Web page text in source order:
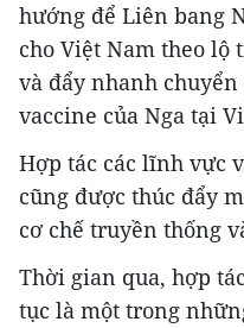
hướng để Liên bang
cho Việt Nam theo
và đẩy nhanh
vaccine của Nga tại
Hợp tác các lĩnh vực
cũng được thúc đẩy
cơ chế truyền thống
Thời gian qua, hợp
tục là một trong